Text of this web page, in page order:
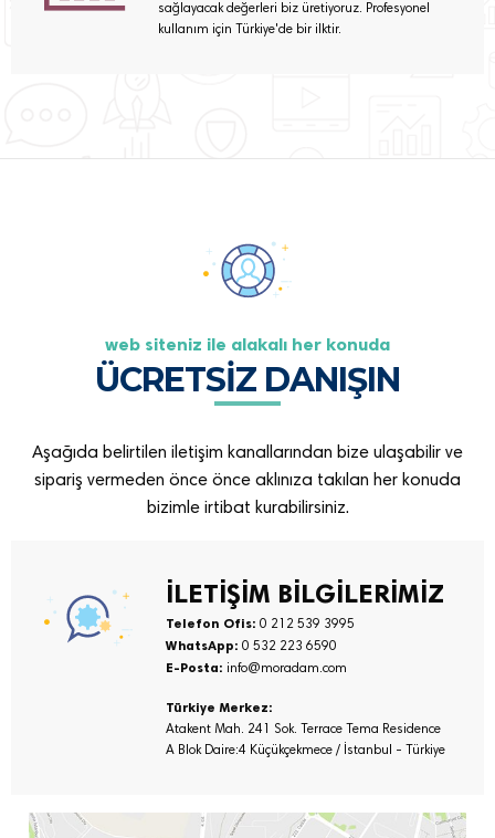
sağlayacak değerleri biz üretiyoruz. Profesyonel
kullanım için Türkiye'de bir ilktir.
web siteniz ile alakalı her konuda
ÜCRETSİZ DANIŞIN
Aşağıda belirtilen iletişim kanallarından bize ulaşabilir ve
sipariş vermeden önce önce aklınıza takılan her konuda
bizimle irtibat kurabilirsiniz.
İLETİŞİM BİLGİLERİMİZ
Telefon Ofis: 0 212 539 3995
WhatsApp: 0 532 223 6590
E-Posta: info@moradam.com
Türkiye Merkez:
Atakent Mah. 241 Sok. Terrace Tema Residence
A Blok Daire:4 Küçükçekmece / İstanbul - Türkiye